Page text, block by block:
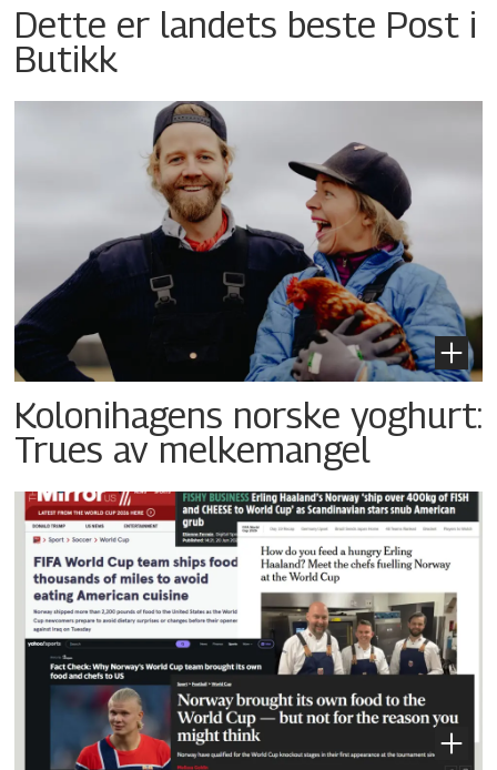
Dette er landets beste Post i
Butikk
Kolonihagens norske yoghurt:
Trues av melkemangel